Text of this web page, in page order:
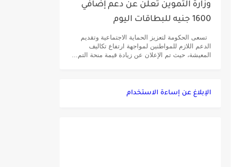
وزارة التموين تعلن عن دعم إضافي
1600 جنيه للبطاقات اليوم
تسعى الحكومة لتعزيز الحماية الاجتماعية وتقديم
الدعم اللازم للمواطنين لمواجهة ارتفاع تكاليف
المعيشة، حيث تم الإعلان عن زيادة قيمة منحة التم...
الإبلاغ عن إساءة الاستخدام